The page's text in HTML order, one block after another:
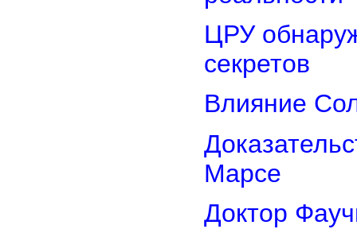
ЦРУ
секретов
Влияние
Марсе
Доктор